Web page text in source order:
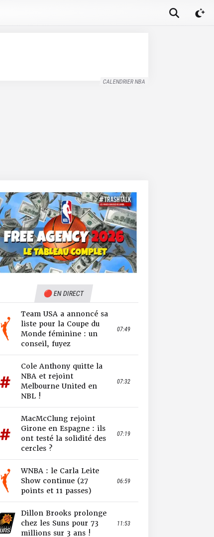
CALENDRIER NBA
🔴 EN DIRECT
Team USA a annoncé sa
liste pour la Coupe du
Monde féminine : un
conseil, fuyez
07:49
Cole Anthony quitte la
NBA et rejoint
Melbourne United en
NBL !
07:32
MacMcClung rejoint
Girone en Espagne : ils
ont testé la solidité des
cercles ?
07:19
WNBA : le Carla Leite
Show continue (27
points et 11 passes)
06:59
Dillon Brooks prolonge
chez les Suns pour 73
millions sur 3 ans !
11:53